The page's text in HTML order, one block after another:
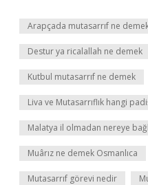
Arapçada mutasarrıf ne
Destur ya ricalallah ne demek
Kutbul mutasarrıf ne demek
Liva ve Mutasarrıflık hangi
Malatya il olmadan nereye
Muârız ne demek Osmanlıca
Mutasarrıf görevi nedir